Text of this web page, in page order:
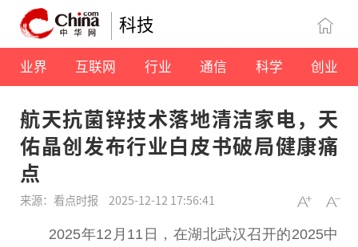
科技
业界 互联网 行业 通信 科学 创业
航天抗菌锌技术落地清洁家电，天
佑晶创发布行业白皮书破局健康痛
点
来源：看点时报 2025-12-12 17:56:41
2025年12月11日，在湖北武汉召开的2025中